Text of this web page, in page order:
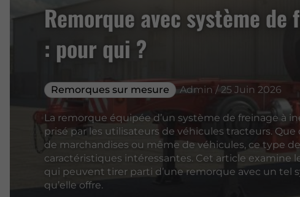
Remorque avec système
: pour qui ?
Remorques sur mesure Admin / 25 Juin 2026
La remorque équipée d’un système de freinage à
prisé par les utilisateurs de véhicules tracteurs.
de marchandises ou même de véhicules, ce type
caractéristiques intéressantes. Cet article examine
qui peuvent tirer parti d’une remorque avec un tel
qu’elle offre.